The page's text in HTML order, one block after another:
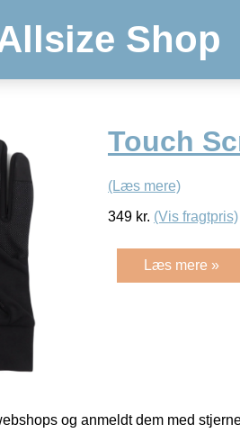
Shop
Touch
(Læs mere)
349 kr. (Vis fragtpris)
Læs mere »
og anmeldt dem med